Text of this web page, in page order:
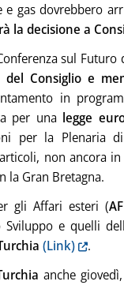
e gas dovrebbero
la decisione a
sul Futuro
Consiglio e
in
per una legge
per la Plenaria
non ancora
la Gran Bretagna.
gli Affari esteri (
e quelli
(Link)
.
anche